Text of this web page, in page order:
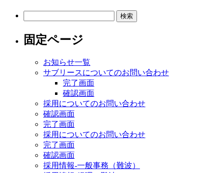
固定ページ
お知らせ一覧
サブリースについてのお問い合わせ
完了画面
確認画面
採用についてのお問い合わせ
確認画面
完了画面
採用についてのお問い合わせ
完了画面
確認画面
採用情報-一般事務（難波）